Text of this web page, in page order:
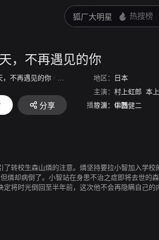
，不再遇见的你
，不再遇见的你 / 第二个夏天，不再遇到你
地区：
日本
主演： 村上虹郎 本
导演： 中西健二
分享 播放源： 优酷
转校生森山燐的注意。燐坚持要拉小智加入学
燐却病倒了。小智站在身患不治之症即将去世的
定将时光倒回至半年前，这次他不会再隐瞒自己